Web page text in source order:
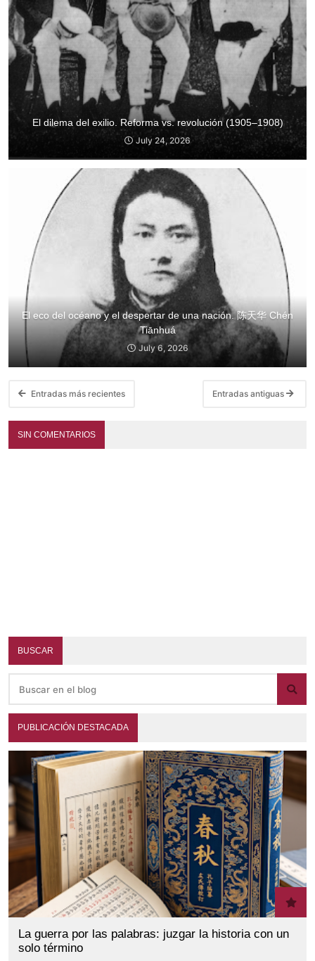
El dilema del exilio. Reforma vs. revolución (1905–1908)
July 24, 2026
El eco del océano y el despertar de una nación. 陈天华 Chén
Tiānhuá
July 6, 2026
Entradas más recientes Entradas antiguas
SIN COMENTARIOS
BUSCAR
PUBLICACIÓN DESTACADA
La guerra por las palabras: juzgar la historia con un
solo término